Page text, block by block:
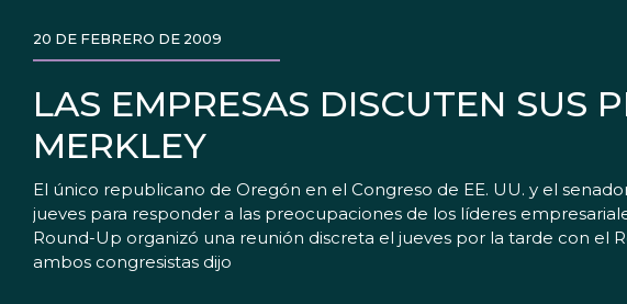
LAS EMPRESAS DISCUTEN SUS
MERKLEY
20 DE FEBRERO DE 2009
El único republicano de Oregón en el Congreso de EE. UU. y el
jueves para responder a las preocupaciones de los líderes
Round-Up organizó una reunión discreta el jueves por la tarde con el
ambos congresistas dijo